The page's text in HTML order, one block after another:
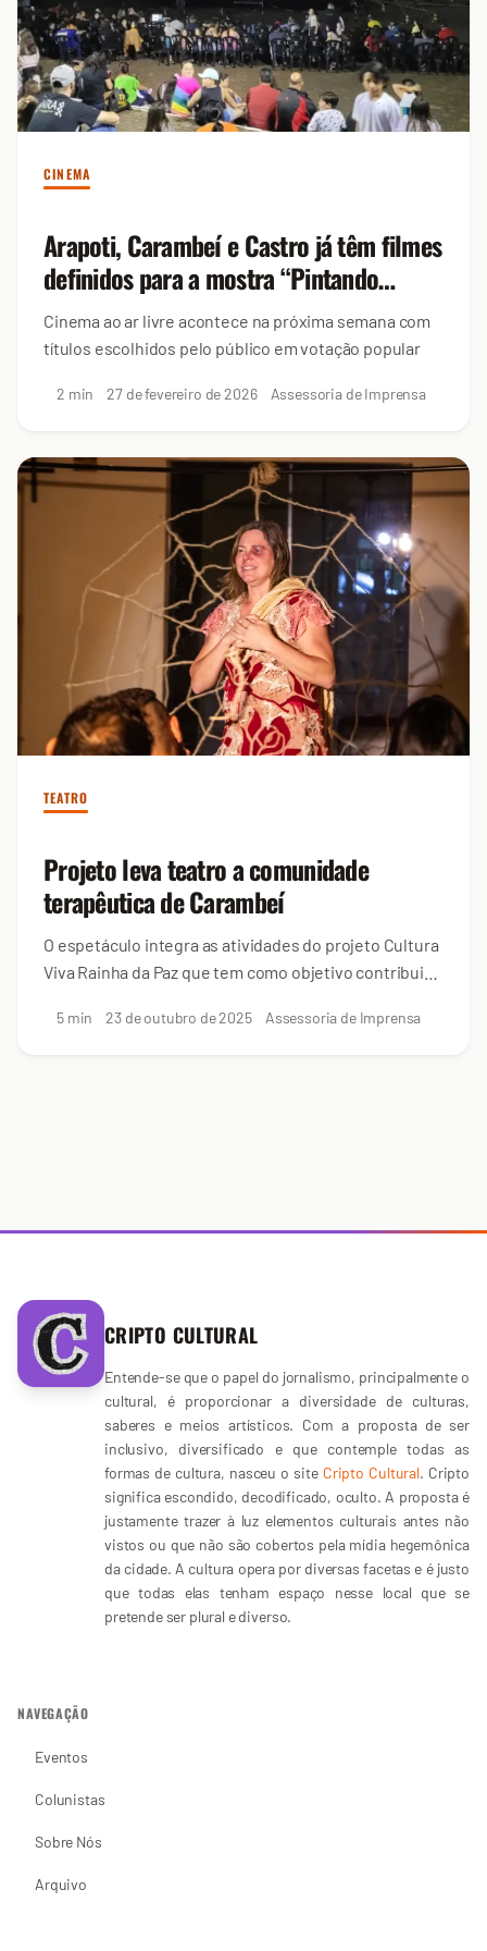
CINEMA
Arapoti, Carambeí e Castro já têm filmes
definidos para a mostra “Pintando
Estrelas”
Cinema ao ar livre acontece na próxima semana com
títulos escolhidos pelo público em votação popular
2 min 27 de fevereiro de 2026 Assessoria de Imprensa
TEATRO
Projeto leva teatro a comunidade
terapêutica de Carambeí
O espetáculo integra as atividades do projeto Cultura
Viva Rainha da Paz que tem como objetivo contribuir
dependentes...
5 min 23 de outubro de 2025 Assessoria de Imprensa
CRIPTO CULTURAL
Entende-se que o papel do jornalismo, principalmente o
cultural, é proporcionar a diversidade de culturas,
saberes e meios artísticos. Com a proposta de ser
inclusivo, diversificado e que contemple todas as
formas de cultura, nasceu o site Cripto Cultural. Cripto
significa escondido, decodificado, oculto. A proposta é
justamente trazer à luz elementos culturais antes não
vistos ou que não são cobertos pela mídia hegemônica
da cidade. A cultura opera por diversas facetas e é justo
que todas elas tenham espaço nesse local que se
pretende ser plural e diverso.
NAVEGAÇÃO
Eventos
Colunistas
Sobre Nós
Arquivo